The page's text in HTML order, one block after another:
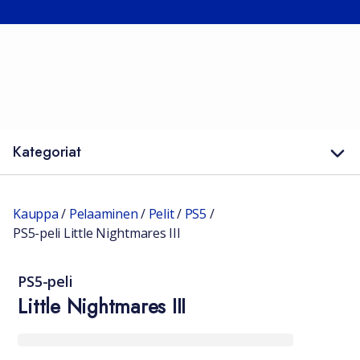
Kategoriat
Kauppa/ Pelaaminen/ Pelit/ PS5 /
PS5-peli Little Nightmares III
Little Nightmares III
PS5-peli